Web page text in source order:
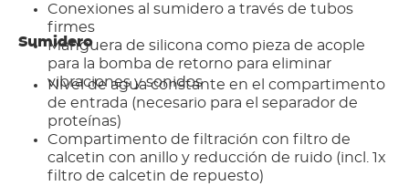
Conexiones al sumidero a través de tubos
firmes
Manguera de silicona como pieza de acople
para la bomba de retorno para eliminar
vibraciones y sonidos
Sumidero
Nivel de agua constante en el compartimento
de entrada (necesario para el separador de
proteínas)
Compartimento de filtración con filtro de
calcetin con anillo y reducción de ruido (incl. 1x
filtro de calcetin de repuesto)